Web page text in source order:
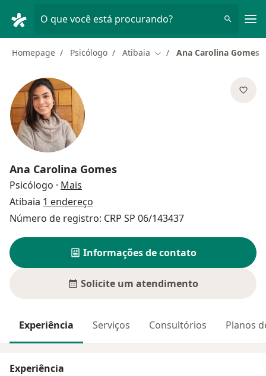
O que você está procurando?
Homepage Psicólogo Atibaia Mudar de cidade
Ana Carolina Gomes
Ana Carolina Gomes
Psicólogo · Mais
Atibaia 1 endereço
Número de registro: CRP SP 06/143437
Informações de contato
Solicite um atendimento
Experiência Serviços Consultórios Planos
Experiência